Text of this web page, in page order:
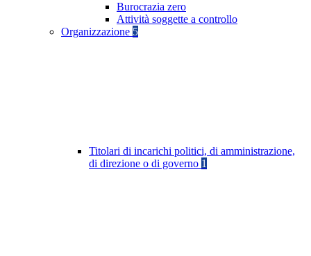
Burocrazia zero
Attività soggette a controllo
Organizzazione 5
Titolari di incarichi politici, di amministrazione,
di direzione o di governo 1